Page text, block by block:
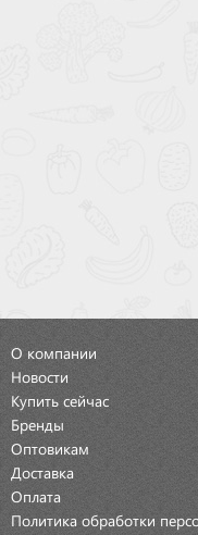
О компании
Новости
Купить сейчас
Бренды
Оптовикам
Доставка
Оплата
Политика обработки